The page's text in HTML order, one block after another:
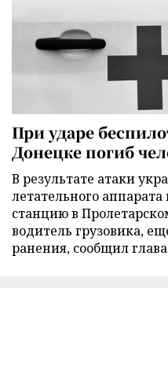
При ударе
Донецке погиб
В результате атаки
летательного
станцию в
водитель грузовика,
ранения, сообщил